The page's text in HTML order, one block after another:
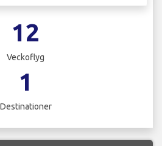
12
Veckoflyg
1
Destinationer